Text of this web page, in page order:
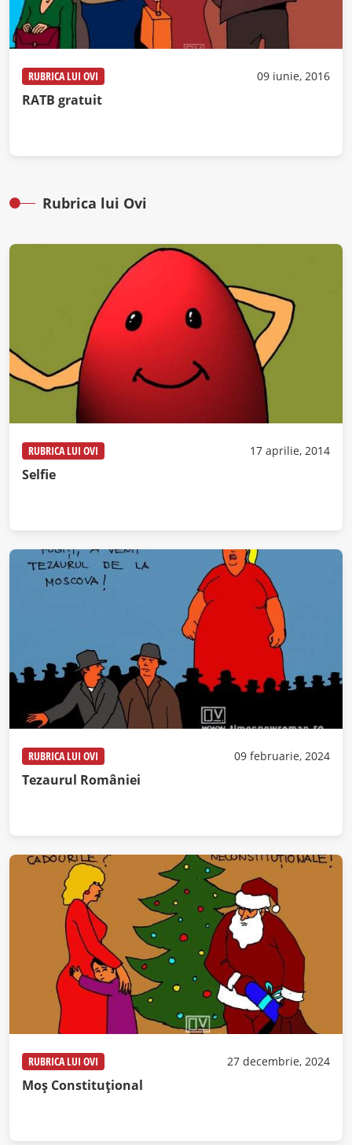
RUBRICA LUI OVI 09 iunie, 2016
RATB gratuit
Rubrica lui Ovi
RUBRICA LUI OVI 17 aprilie, 2014
Selfie
RUBRICA LUI OVI 09 februarie, 2024
Tezaurul României
RUBRICA LUI OVI 27 decembrie, 2024
Moș Constituțional